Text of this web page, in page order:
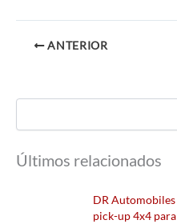
ANTERIOR
Últimos relacionados
DR
pick-up 4x4